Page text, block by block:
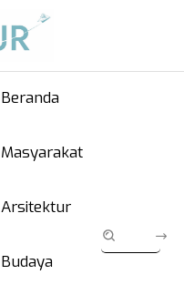
Beranda
Masyarakat
Arsitektur
Budaya